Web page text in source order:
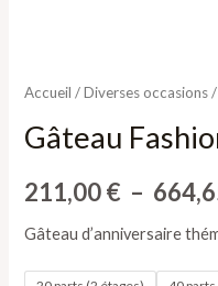
Accueil /Diverses occasions/
Gâteau
211,00€ –
Gâteau d’anniversaire